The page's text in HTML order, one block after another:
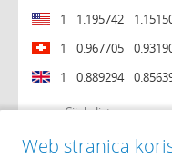
1
1.195742
1
0.967705
1
0.889294
Cijela lista
Web stranica